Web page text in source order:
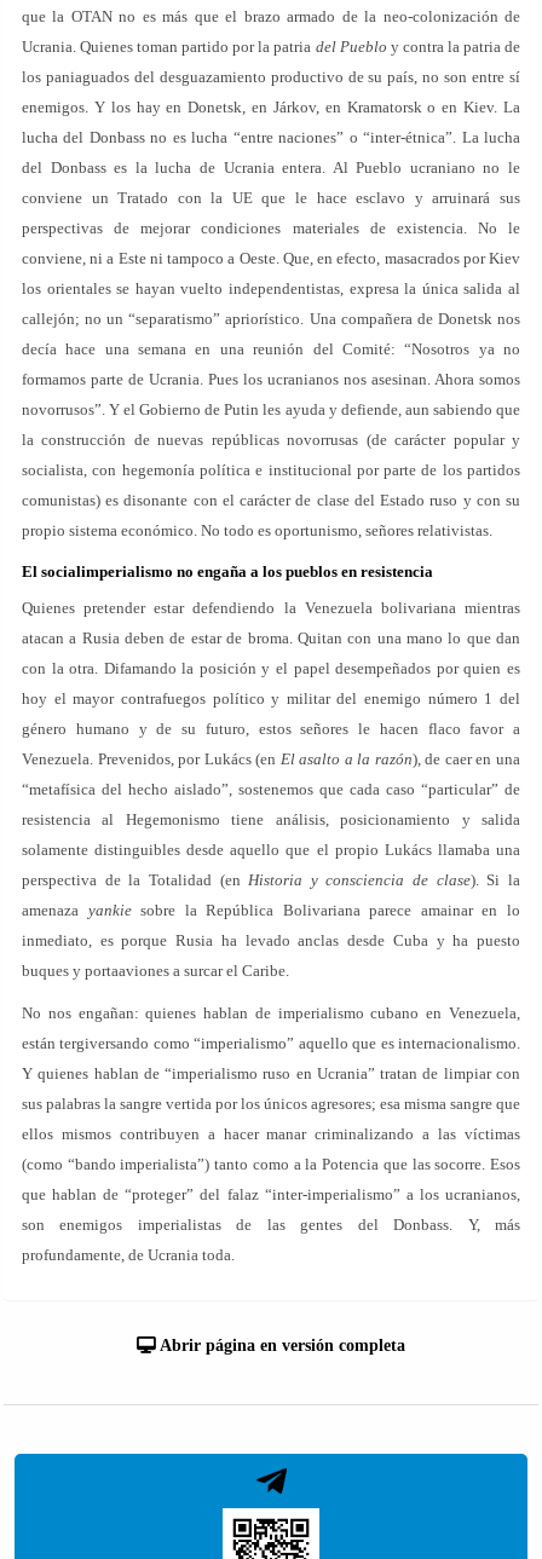
que la OTAN no es más que el brazo armado de la neo-colonización de
Ucrania. Quienes toman partido por la patria del Pueblo y contra la patria de
los paniaguados del desguazamiento productivo de su país, no son entre sí
enemigos. Y los hay en Donetsk, en Járkov, en Kramatorsk o en Kiev. La
lucha del Donbass no es lucha “entre naciones” o “inter-étnica”. La lucha
del Donbass es la lucha de Ucrania entera. Al Pueblo ucraniano no le
conviene un Tratado con la UE que le hace esclavo y arruinará sus
perspectivas de mejorar condiciones materiales de existencia. No le
conviene, ni a Este ni tampoco a Oeste. Que, en efecto, masacrados por Kiev
los orientales se hayan vuelto independentistas, expresa la única salida al
callejón; no un “separatismo” apriorístico. Una compañera de Donetsk nos
decía hace una semana en una reunión del Comité: “Nosotros ya no
formamos parte de Ucrania. Pues los ucranianos nos asesinan. Ahora somos
novorrusos”. Y el Gobierno de Putin les ayuda y defiende, aun sabiendo que
la construcción de nuevas repúblicas novorrusas (de carácter popular y
socialista, con hegemonía política e institucional por parte de los partidos
comunistas) es disonante con el carácter de clase del Estado ruso y con su
propio sistema económico. No todo es oportunismo, señores relativistas.
El socialimperialismo no engaña a los pueblos en resistencia
Quienes pretender estar defendiendo la Venezuela bolivariana mientras
atacan a Rusia deben de estar de broma. Quitan con una mano lo que dan
con la otra. Difamando la posición y el papel desempeñados por quien es
hoy el mayor contrafuegos político y militar del enemigo número 1 del
género humano y de su futuro, estos señores le hacen flaco favor a
Venezuela. Prevenidos, por Lukács (en El asalto a la razón), de caer en una
“metafísica del hecho aislado”, sostenemos que cada caso “particular” de
resistencia al Hegemonismo tiene análisis, posicionamiento y salida
solamente distinguibles desde aquello que el propio Lukács llamaba una
perspectiva de la Totalidad (enHistoria y consciencia de clase). Si la
amenaza yankiesobre la República Bolivariana parece amainar en lo
inmediato, es porque Rusia ha levado anclas desde Cuba y ha puesto
buques y portaaviones a surcar el Caribe.
No nos engañan: quienes hablan de imperialismo cubano en Venezuela,
están tergiversando como “imperialismo” aquello que es internacionalismo.
Y quienes hablan de “imperialismo ruso en Ucrania” tratan de limpiar con
sus palabras la sangre vertida por los únicos agresores; esa misma sangre que
ellos mismos contribuyen a hacer manar criminalizando a las víctimas
(como “bando imperialista”) tanto como a la Potencia que las socorre. Esos
que hablan de “proteger” del falaz “inter-imperialismo” a los ucranianos,
son enemigos imperialistas de las gentes del Donbass. Y, más
profundamente, de Ucrania toda.
Abrir página en versión completa